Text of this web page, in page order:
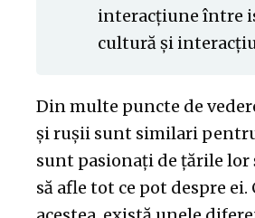
interacțiune între
cultură și
Din multe puncte de
și rușii sunt similari
sunt pasionați de țările lor
să afle tot ce pot despre ei.